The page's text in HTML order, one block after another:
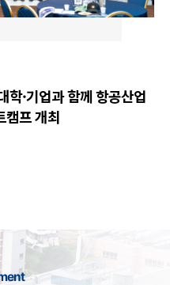
학·기업과 함께 항공산업
캠프 개최